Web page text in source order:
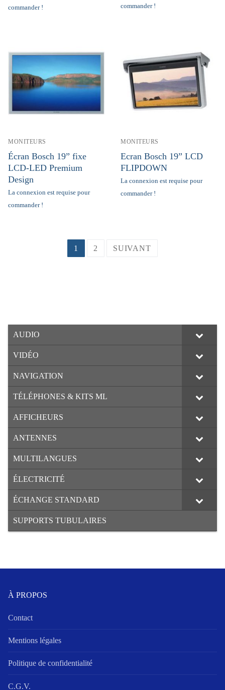
commander !
commander !
MONITEURS
Écran Bosch 19” fixe
LCD-LED Premium
Design
La connexion est requise pour
commander !
MONITEURS
Ecran Bosch 19” LCD
FLIPDOWN
La connexion est requise pour
commander !
1 2 SUIVANT
AUDIO
VIDÉO
NAVIGATION
TÉLÉPHONES & KITS ML
AFFICHEURS
ANTENNES
MULTILANGUES
ÉLECTRICITÉ
ÉCHANGE STANDARD
SUPPORTS TUBULAIRES
À PROPOS
Contact
Mentions légales
Politique de confidentialité
C.G.V.